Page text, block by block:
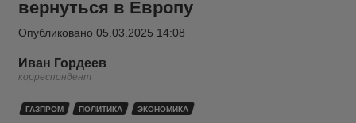
вернуться в Европу
Опубликовано 05.03.2025 14:08
Иван Гордеев
корреспондент
ГАЗПРОМ ПОЛИТИКА ЭКОНОМИКА